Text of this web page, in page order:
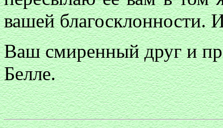
вашей благосклонности.
Ваш смиренный друг и
Белле.